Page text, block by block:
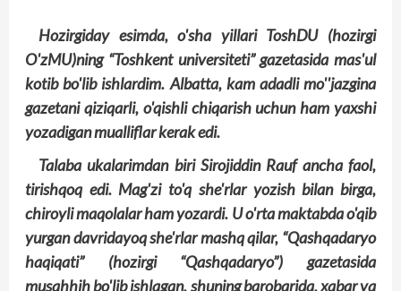
Hozirgiday esimda,o'sha yillari ToshDU(hozirgi
O'zMU)ning“Toshkent universiteti”gazetasida mas'ul
kotib bo'lib ishlardim. Albatta, kam adadli mo''jazgina
gazetani qiziqarli, o'qishli chiqarish uchun ham yaxshi
yozadiganmualliflarkerakedi.
Talaba ukalarimdan biri Sirojiddin Rauf ancha faol,
tirishqoq edi. Mag'zi to'q she'rlar yozish bilan birga,
chiroyli maqolalar ham yozardi. U o'rta maktabda o'qib
yurgan davridayoq she'rlar mashq qilar, “Qashqadaryo
haqiqati” (hozirgi “Qashqadaryo”) gazetasida
musahhih bo'lib ishlagan, shuning barobarida, xabar va